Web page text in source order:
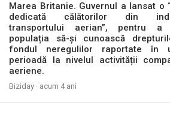
Marea Britanie. Guvernul a lansat o
dedicată călătorilor din
transportului aerian”, pentru a
populația să-și cunoască
fondul neregulilor raportate în
perioadă la nivelul activității
aeriene.
Biziday · acum 4 ani